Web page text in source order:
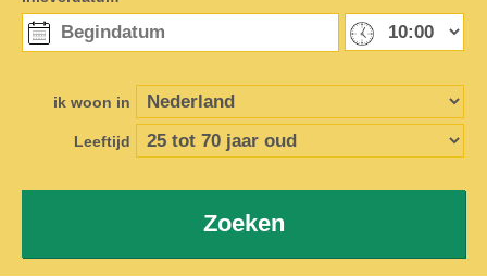
ik woon in
Leeftijd
Zoeken